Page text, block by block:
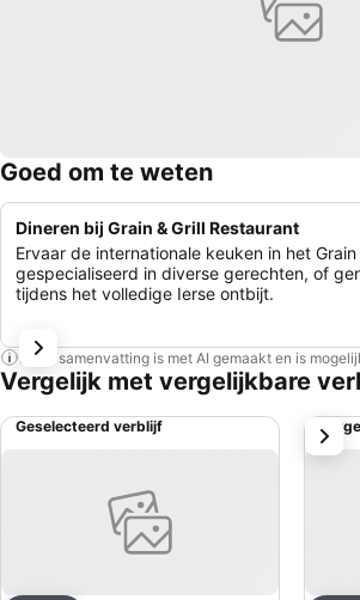
Goed om te weten
Dineren bij Grain & Grill Restaurant
Ervaar de internationale keuken in het Grain
gespecialiseerd in diverse gerechten, of
tijdens het volledige Ierse ontbijt.
Deze samenvatting is met AI gemaakt en is
Vergelijk met vergelijkbare
Geselecteerd verblijf